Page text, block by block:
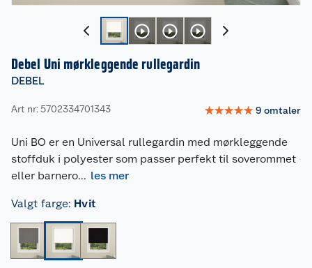
Debel Uni mørkleggende rullegardin
DEBEL
Art nr: 5702334701343 ☆☆☆☆☆ 9 omtaler
Uni BO er en Universal rullegardin med mørkleggende
stoffduk i polyester som passer perfekt til soverommet
eller barnero... les mer
Valgt farge: Hvit